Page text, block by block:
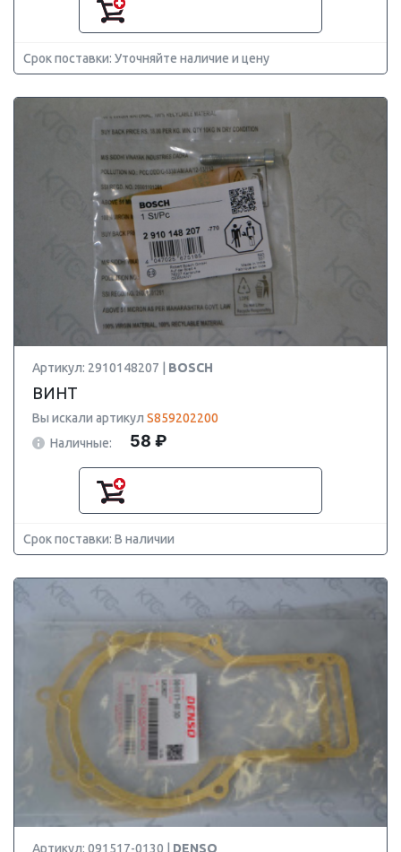
Срок поставки: Уточняйте наличие и цену
Артикул: 2910148207 | BOSCH
ВИНТ
Вы искали артикул S859202200
Наличные:
58 ₽
Срок поставки: В наличии
Артикул: 091517-0130 | DENSO